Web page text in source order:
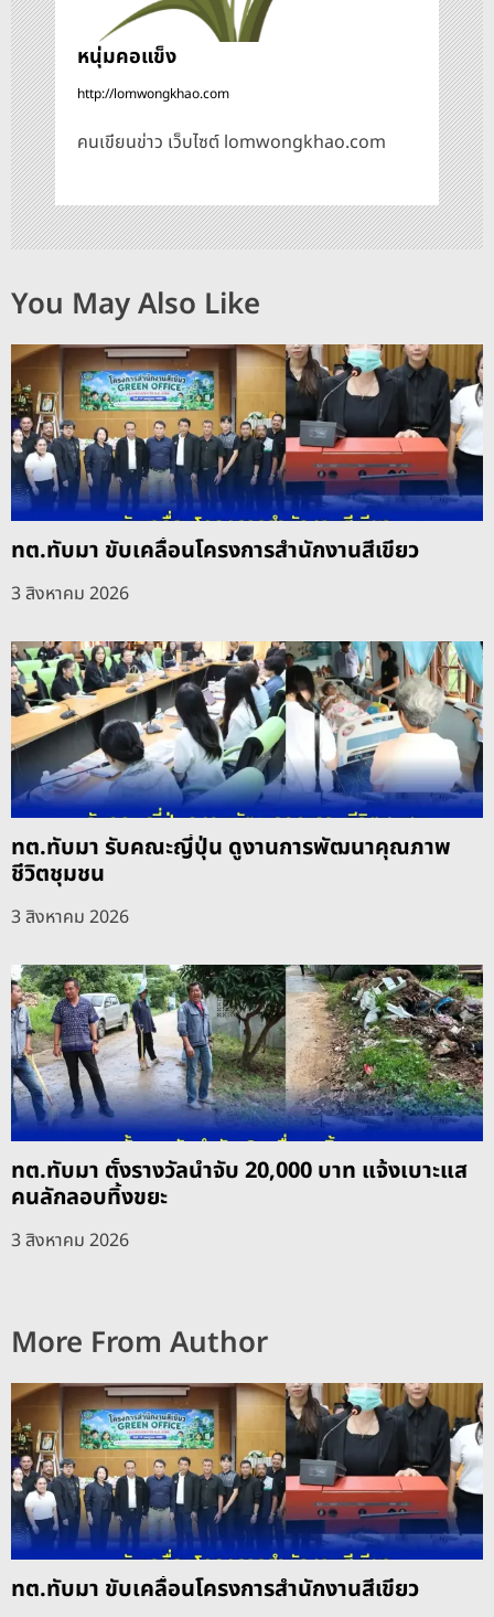
หนุ่มคอแข็ง
http://lomwongkhao.com
คนเขียนข่าว เว็บไซต์ lomwongkhao.com
You May Also Like
ทต.ทับมา ขับเคลื่อนโครงการสำนักงานสีเขียว
3 สิงหาคม 2026
ทต.ทับมา รับคณะญี่ปุ่น ดูงานการพัฒนาคุณภาพ
ชีวิตชุมชน
3 สิงหาคม 2026
ทต.ทับมา ตั้งรางวัลนำจับ 20,000 บาท แจ้งเบาะแส
คนลักลอบทิ้งขยะ
3 สิงหาคม 2026
More From Author
ทต.ทับมา ขับเคลื่อนโครงการสำนักงานสีเขียว